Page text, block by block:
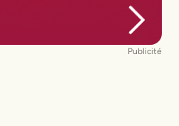
Publicité